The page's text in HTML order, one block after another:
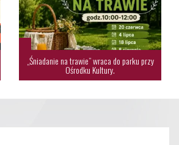
„Śniadanie na trawie” wraca do parku przy
Ośrodku Kultury.